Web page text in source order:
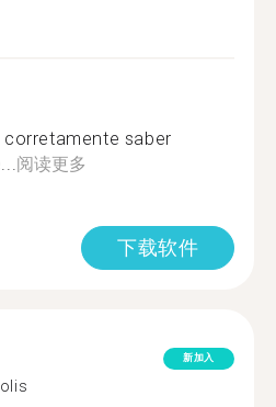
saber
阅读更多
下载软件
新加入